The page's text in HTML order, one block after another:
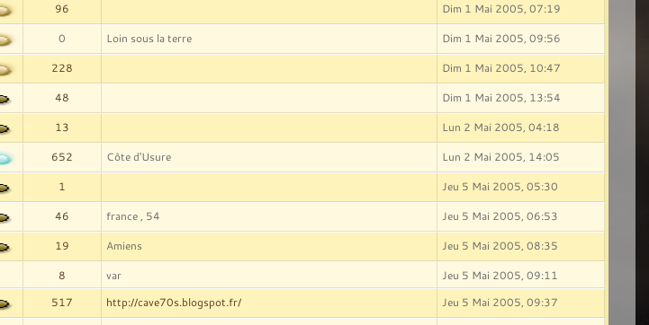
96 Dim 1 Mai 2005, 07:19
0 Loin sous la terre Dim 1 Mai 2005, 09:56
228 Dim 1 Mai 2005, 10:47
48 Dim 1 Mai 2005, 13:54
13 Lun 2 Mai 2005, 04:18
652 Côte d'Usure Lun 2 Mai 2005, 14:05
1 Jeu 5 Mai 2005, 05:30
46 france , 54 Jeu 5 Mai 2005, 06:53
19 Amiens Jeu 5 Mai 2005, 08:35
8 var
Jeu 5 Mai 2005, 09:11
517 http://cave70s.blogspot.fr/ Jeu 5 Mai 2005, 09:37